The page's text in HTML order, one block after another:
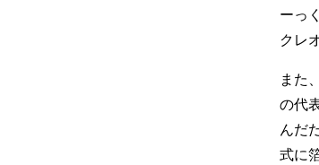
ーっ
クレ
また
の代
んだ
式に